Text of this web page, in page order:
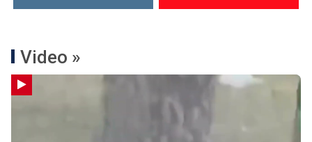
Video »